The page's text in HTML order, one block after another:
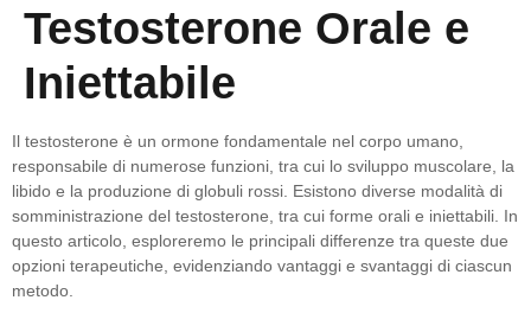
Testosterone Orale e
Iniettabile
Il testosterone è un ormone fondamentale nel corpo umano,
responsabile di numerose funzioni, tra cui lo sviluppo muscolare, la
libido e la produzione di globuli rossi. Esistono diverse modalità di
somministrazione del testosterone, tra cui forme orali e iniettabili. In
questo articolo, esploreremo le principali differenze tra queste due
opzioni terapeutiche, evidenziando vantaggi e svantaggi di ciascun
metodo.